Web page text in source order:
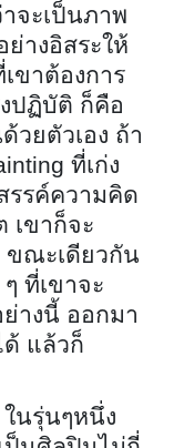
จะเป็นภาพ
ย่างอิสระให้
ขาต้องการ
ปฏิบัติ ก็คือ
วยตัวเอง ถ้า
ที่เก่ง
รรค์ความคิด
เขาก็จะ
ขณะเดียวกัน
ที่เขาจะ
างนี้ ออกมา
แล้วก็
ในรุ่นๆหนึ่ง